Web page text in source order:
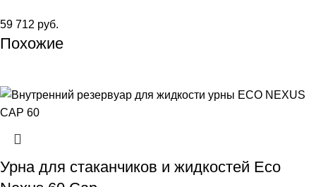
59 712 руб.
Похожие
Урна для стаканчиков и жидкостей Eco